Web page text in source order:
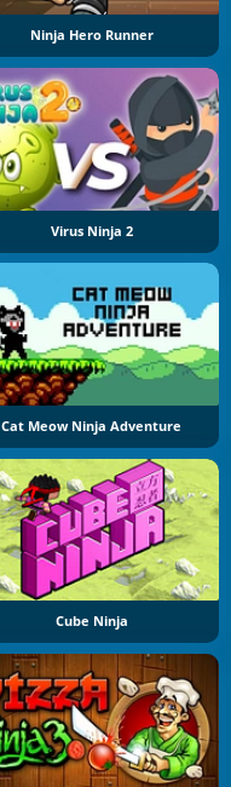
Ninja Hero Runner
Virus Ninja 2
Cat Meow Ninja Adventure
Cube Ninja